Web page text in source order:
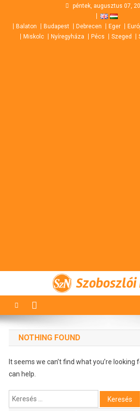
content
péntek, augusztus 07,
Balaton Budapest Debrecen Eger
Miskolc
Nyíregyháza Pécs Szeged
Szoboszlói
NOTHING FOUND
It seems we can’t find what you’re looking
can help.
Keresés: